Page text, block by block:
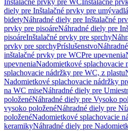
Inštalačné prvky pre WCInštalačné
diely pre Inštalačné prvky pre umývadlá
bidetyNáhradné diely pre Inštalačné
prvky pre pisoáreNáhradné diely pre
pisoáreInštalačné prvky pre sprchy
prvky pre sprchyPríslušenstvo
inštalačné prvky pre WCPre upevnenia
upevneniaNadomietkové splachovacie
splachovacie nádržky pre WC, z plastu
Nadomietkové splachovacie nádržky
na WC miseNáhradné diely pre
položenéNáhradné diely pre Vysoko
vysoko položenéNáhradné diely pre
položenéNadomietkové splachovacie
keramikyNáhradné diely pre